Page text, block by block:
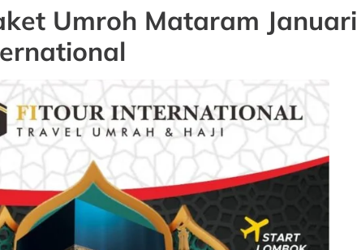
Umroh Mataram Januari